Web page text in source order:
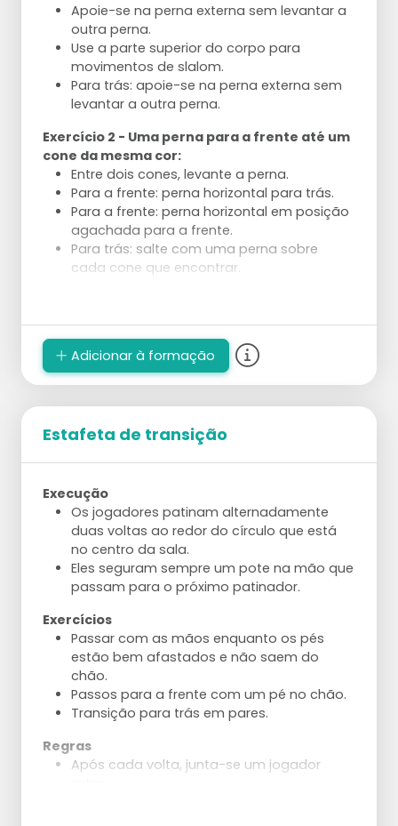
Apoie-se na perna externa sem levantar a
outra perna.
Use a parte superior do corpo para
movimentos de slalom.
Para trás: apoie-se na perna externa sem
levantar a outra perna.
Exercício 2 - Uma perna para a frente até um
cone da mesma cor:
Entre dois cones, levante a perna.
Para a frente: perna horizontal para trás.
Para a frente: perna horizontal em posição
agachada para a frente.
Para trás: salte com uma perna sobre
cada cone que encontrar.
2 grupos executam sempre o mesmo tipo
de exercício.
Adicionar à formação
Estafeta de transição
Execução
Os jogadores patinam alternadamente
duas voltas ao redor do círculo que está
no centro da sala.
Eles seguram sempre um pote na mão que
passam para o próximo patinador.
Exercícios
Passar com as mãos enquanto os pés
estão bem afastados e não saem do
chão.
Passos para a frente com um pé no chão.
Transição para trás em pares.
Regras
Após cada volta, junta-se um jogador